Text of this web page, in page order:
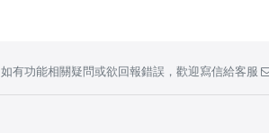
如有功能相關疑問或欲回報錯誤，歡迎寫信給客服